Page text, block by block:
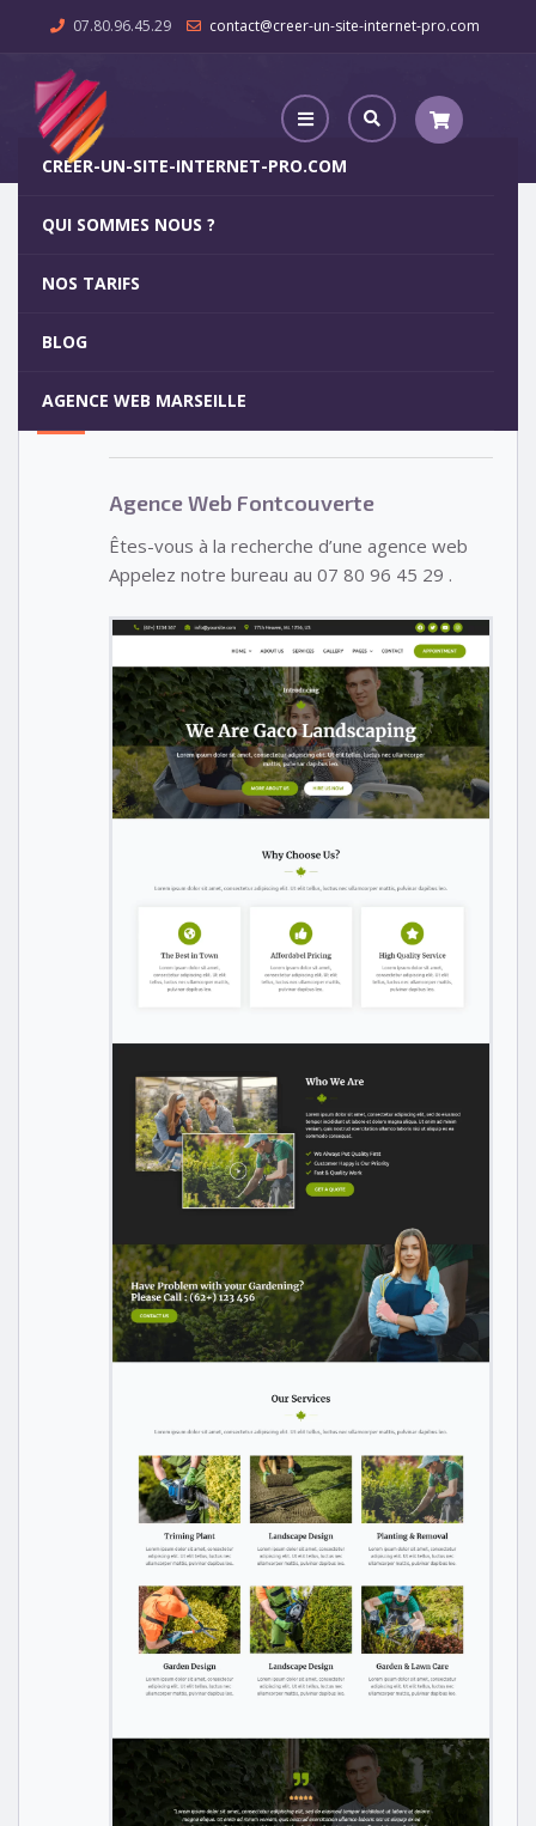
07.80.96.45.29 contact@creer-un-site-internet-pro.com
CREER-UN-SITE-INTERNET-PRO.COM
QUI SOMMES NOUS ?
NOS TARIFS
BLOG
AGENCE WEB MARSEILLE
Agence Web Fontcouverte
5
Votre site internet pour 29€
Agence Web Fontcouverte
Êtes-vous à la recherche d’une agence web
Appelez notre bureau au 07 80 96 45 29 .